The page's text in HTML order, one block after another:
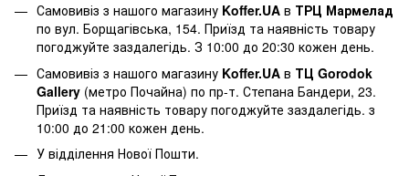
Самовивіз з нашого магазину Koffer.UA в ТРЦ Мармелад
по вул. Борщагівська, 154. Приїзд та наявність товару
погоджуйте заздалегідь. З 10:00 до 20:30 кожен день.
Самовивіз з нашого магазину Koffer.UA в ТЦ Gorodok
Gallery (метро Почайна) по пр-т. Степана Бандери, 23.
Приїзд та наявність товару погоджуйте заздалегідь. з
10:00 до 21:00 кожен день.
У відділення Нової Пошти.